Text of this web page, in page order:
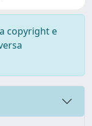
copyright e